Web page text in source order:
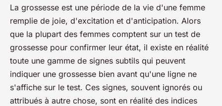
Les signes subtils de grossesse
qui vont au-delà du test : une
plongée dans des symptômes
plus énigmatiques
josèphe
La grossesse est une période de la vie d'une femme
remplie de joie, d'excitation et d'anticipation. Alors
que la plupart des femmes comptent sur un test de
grossesse pour confirmer leur état, il existe en réalité
toute une gamme de signes subtils qui peuvent
indiquer une grossesse bien avant qu'une ligne ne
s'affiche sur le test. Ces signes, souvent ignorés ou
attribués à autre chose, sont en réalité des indices